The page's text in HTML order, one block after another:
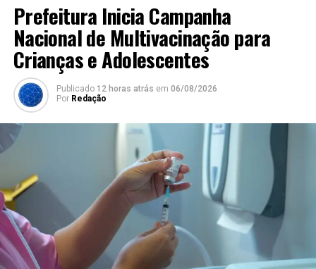
Prefeitura Inicia Campanha
Nacional de Multivacinação para
Crianças e Adolescentes
Publicado 12 horas atrás em 06/08/2026
Por Redação